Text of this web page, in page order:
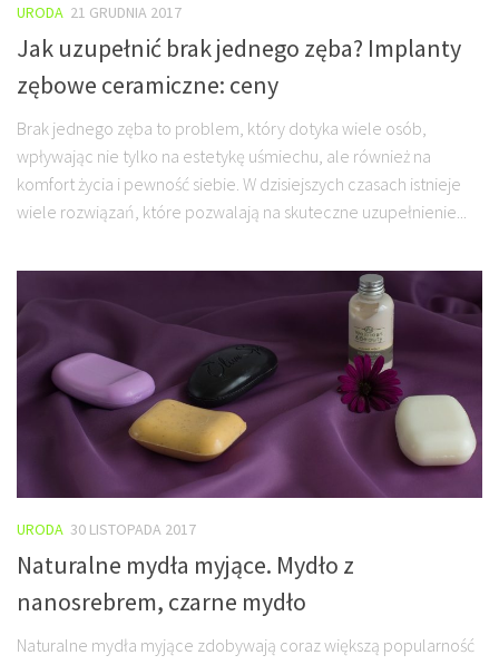
URODA 21 GRUDNIA 2017
Jak uzupełnić brak jednego zęba? Implanty
zębowe ceramiczne: ceny
Brak jednego zęba to problem, który dotyka wiele osób,
wpływając nie tylko na estetykę uśmiechu, ale również na
komfort życia i pewność siebie. W dzisiejszych czasach istnieje
wiele rozwiązań, które pozwalają na skuteczne uzupełnienie...
URODA 30 LISTOPADA 2017
Naturalne mydła myjące. Mydło z
nanosrebrem, czarne mydło
Naturalne mydła myjące zdobywają coraz większą popularność